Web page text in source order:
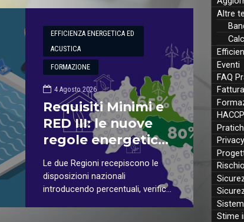
EFFICIENZA ENERGETICA ED
ACUSTICA
FORMAZIONE
4 Agosto 2026
Requisiti Minimi e
RED III: le nuove
regole energetiche
in Emilia-Romagna
e Lombardia
Le due Regioni recepiscono le
disposizioni nazionali
introducendo percentuali, verifiche
Altre
Eventi
FAQ
HACCP
Stime